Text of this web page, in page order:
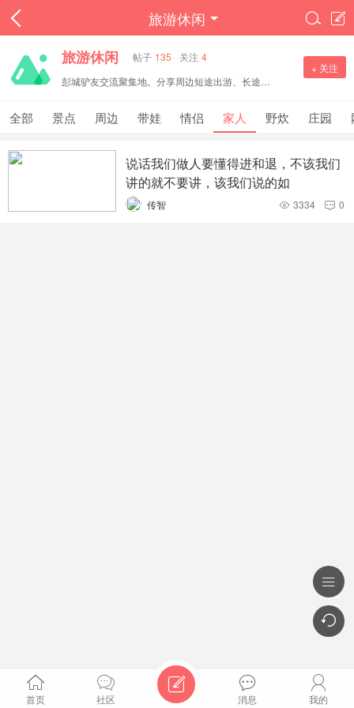
旅游休闲 

旅游休闲 帖子 135 关注 4
+ 关注
全部 景点 周边 带娃 情侣 家人 野炊 庄园
说话我们做人要懂得进和退，不该我们
讲的就不要讲，该我们说的如
传智  0
 3334

首页

社区
 
消息

我的

